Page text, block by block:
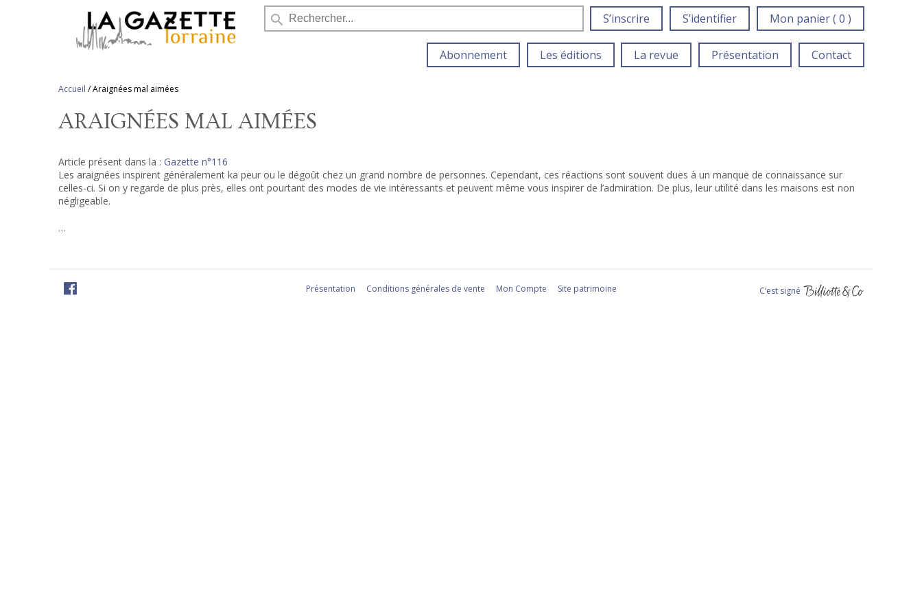
search S’inscrire S’identifier Mon panier ( 0 )
Abonnement Les éditions La revue Présentation Contact
Accueil /Araignées mal aimées
ARAIGNÉES MAL AIMÉES
Article présent dans la : Gazette n°116
Les araignées inspirent généralement ka peur ou le dégoût chez un grand nombre de personnes. Cependant, ces réactions sont souvent dues à un manque de connaissance sur
celles-ci. Si on y regarde de plus près, elles ont pourtant des modes de vie intéressants et peuvent même vous inspirer de l’admiration. De plus, leur utilité dans les maisons est non
négligeable.
…
Présentation Conditions générales de vente Mon Compte Site patrimoine C‘est signé